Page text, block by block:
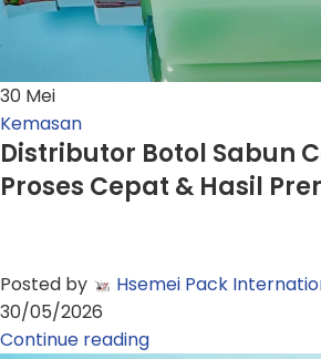
30 Mei
Kemasan
Distributor Botol Sabun
Proses Cepat & Hasil
Posted by
Hsemei Pack
30/05/2026
Continue reading